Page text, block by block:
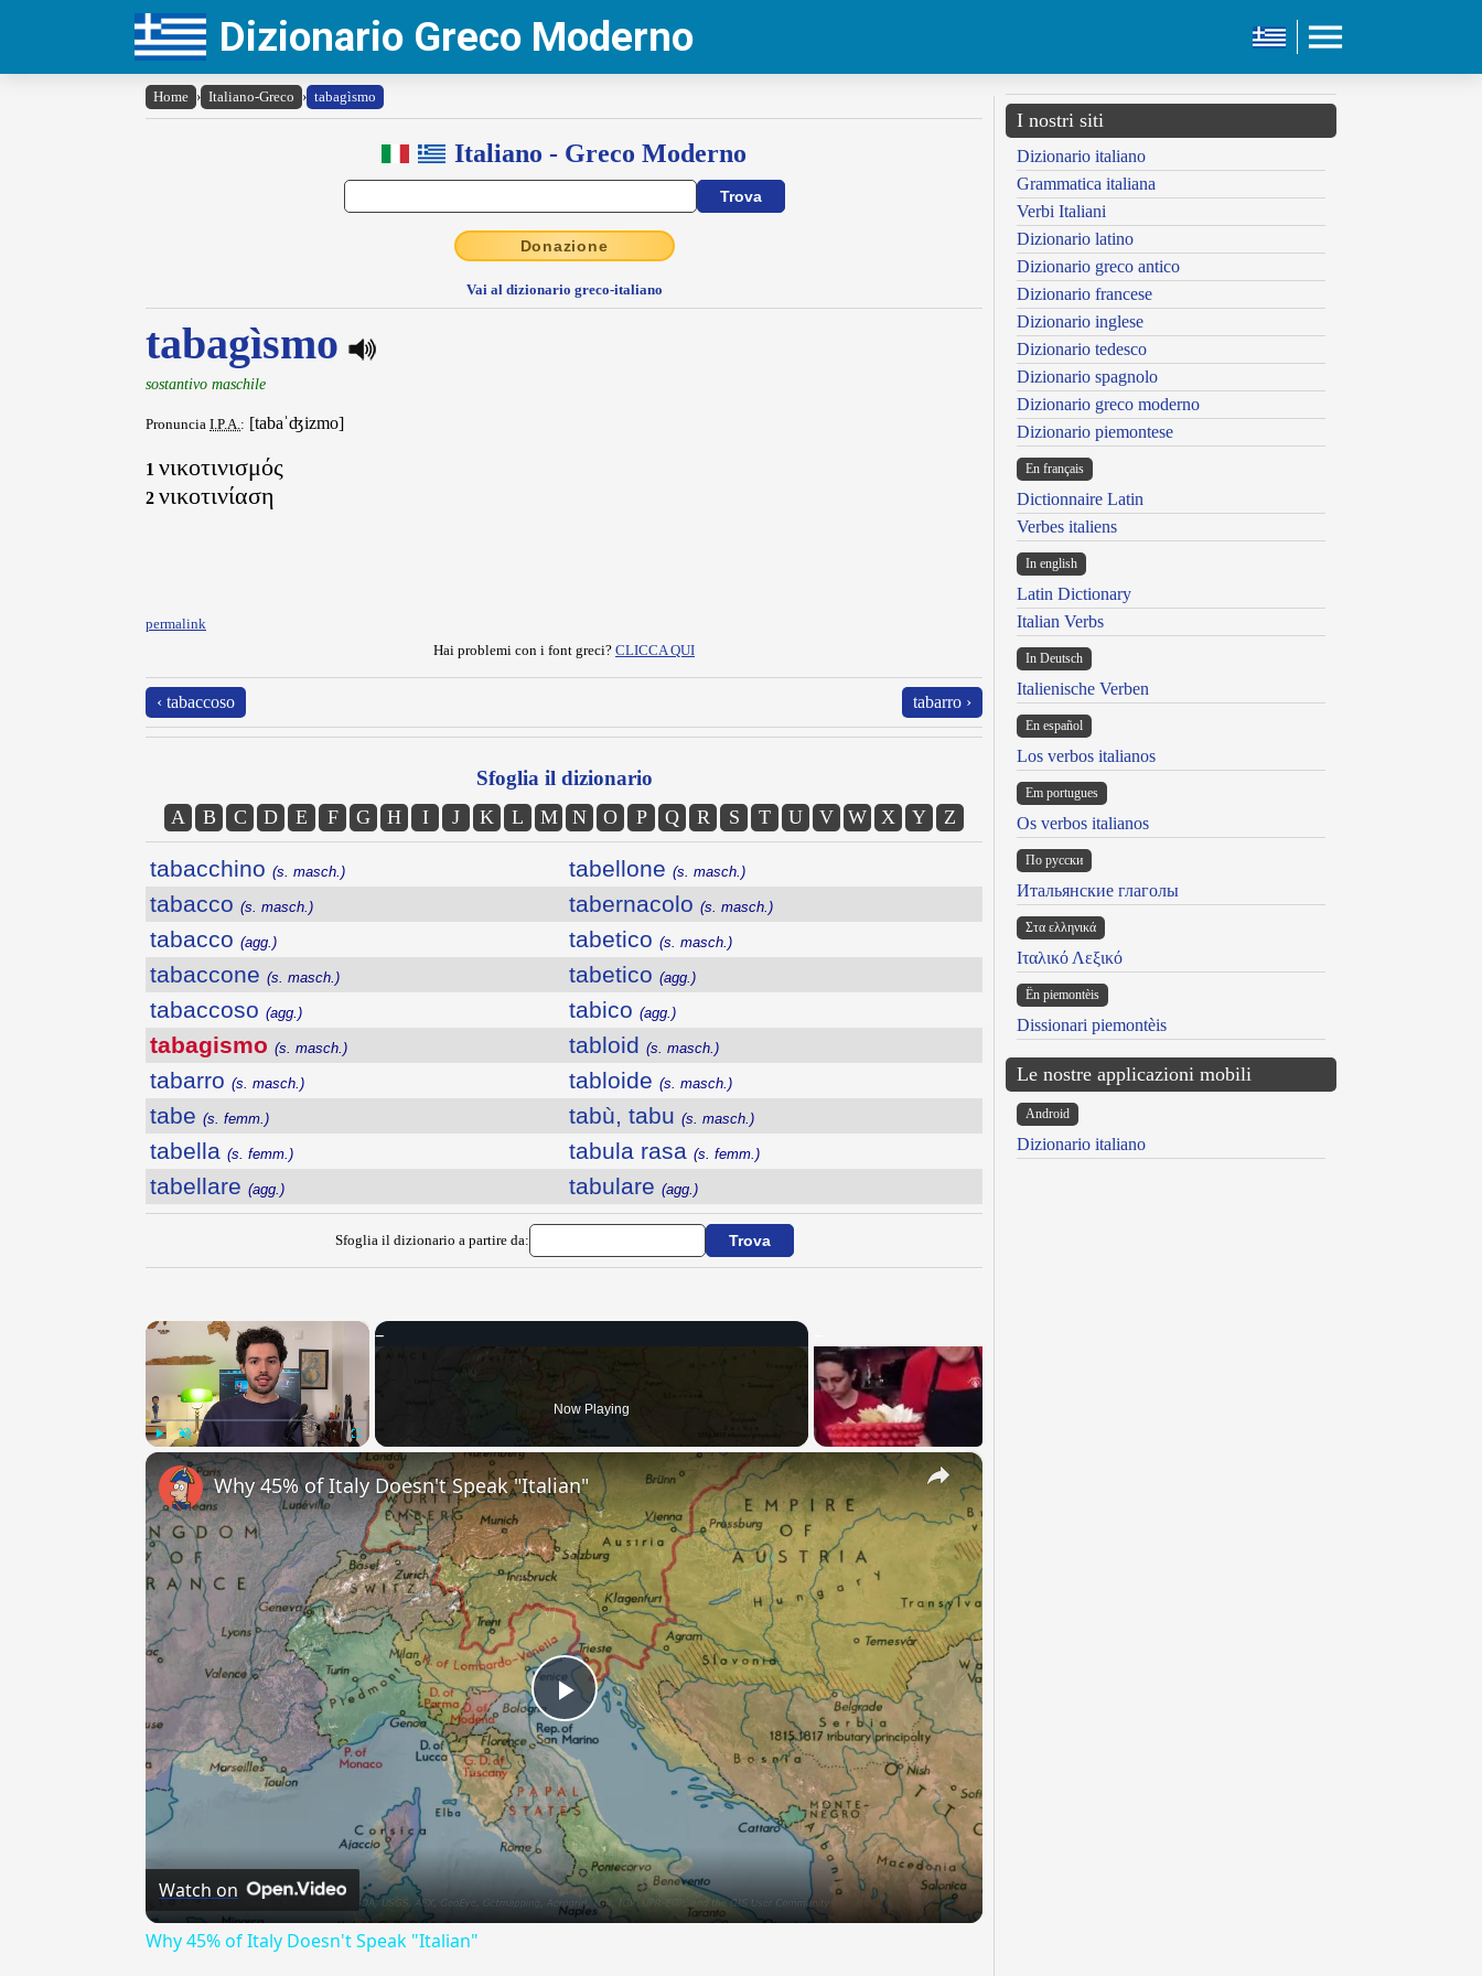
Dizionario Greco Moderno
Home › Italiano-Greco › tabagìsmo
Italiano - Greco Moderno
Donazione
Vai al dizionario greco-italiano
tabagìsmo
sostantivo maschile
Pronuncia I.P.A.: [tabaˈʤizmo]
1 νικοτινισμός
2 νικοτινίαση
permalink
Hai problemi con i font greci? CLICCA QUI
‹ tabaccoso tabarro ›
Sfoglia il dizionario
A B C D E F G H I J K L M N O P Q R S T U V W X Y Z
tabacchino (s. masch.)
tabacco (s. masch.)
tabacco (agg.)
tabaccone (s. masch.)
tabaccoso (agg.)
tabagismo (s. masch.)
tabarro (s. masch.)
tabe (s. femm.)
tabella (s. femm.)
tabellare (agg.)
tabellone (s. masch.)
tabernacolo (s. masch.)
tabetico (s. masch.)
tabetico (agg.)
tabico (agg.)
tabloid (s. masch.)
tabloide (s. masch.)
tabù, tabu (s. masch.)
tabula rasa (s. femm.)
tabulare (agg.)
Sfoglia il dizionario a partire da:
×
Play Fullscreen
Now Playing
×
Play
Video
Why 45% of Italy Doesn't Speak "Italian"
Watch on
Why 45% of Italy Doesn't Speak "Italian"
I nostri siti
Dizionario italiano
Grammatica italiana
Verbi Italiani
Dizionario latino
Dizionario greco antico
Dizionario francese
Dizionario inglese
Dizionario tedesco
Dizionario spagnolo
Dizionario greco moderno
Dizionario piemontese
En français
Dictionnaire Latin
Verbes italiens
In english
Latin Dictionary
Italian Verbs
In Deutsch
Italienische Verben
En español
Los verbos italianos
Em portugues
Os verbos italianos
По русски
Итальянские глаголы
Στα ελληνικά
Ιταλικό Λεξικό
Ën piemontèis
Dissionari piemontèis
Le nostre applicazioni mobili
Android
Dizionario italiano